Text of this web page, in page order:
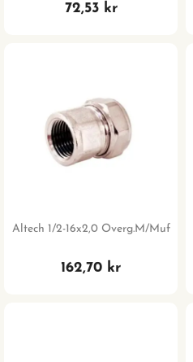
72,53 kr
Altech 1/2-16x2,0 Overg.m/muf
162,70 kr